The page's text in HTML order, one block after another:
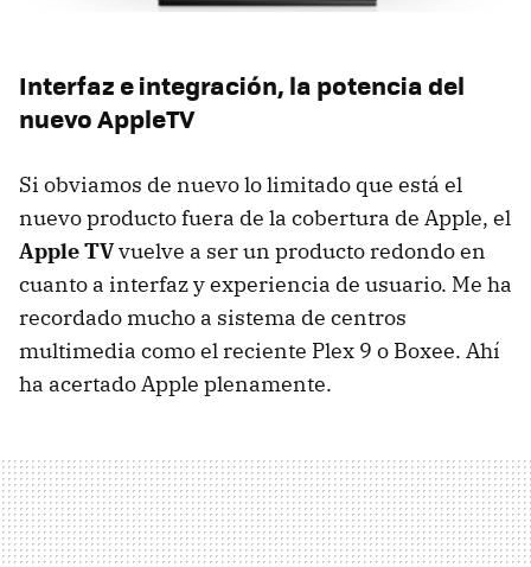
Interfaz e integración, la potencia del
nuevo AppleTV
Si obviamos de nuevo lo limitado que está el
nuevo producto fuera de la cobertura de Apple, el
Apple TVvuelve a ser un producto redondo en
cuanto a interfaz y experiencia de usuario. Me ha
recordado mucho a sistema de centros
multimedia como el reciente Plex 9 o Boxee. Ahí
ha acertado Apple plenamente.